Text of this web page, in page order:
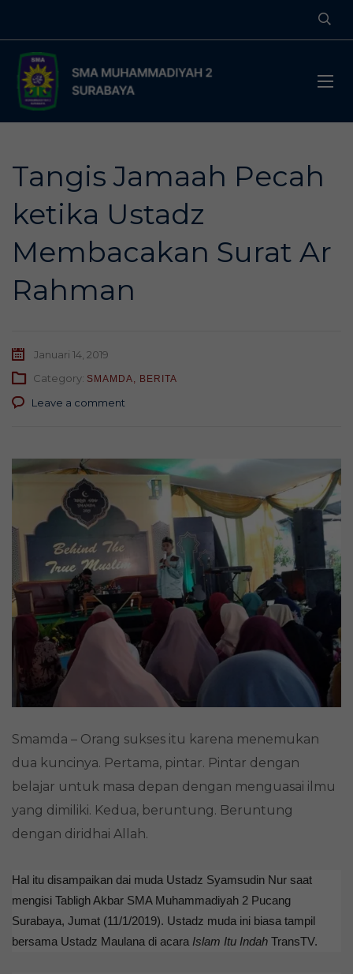
Tangis Jamaah Pecah
ketika Ustadz
Membacakan Surat Ar
Rahman
Januari 14, 2019
Category: SMAMDA, BERITA
Leave a comment
Smamda – Orang sukses itu karena menemukan
dua kuncinya. Pertama, pintar. Pintar dengan
belajar untuk masa depan dengan menguasai ilmu
yang dimiliki. Kedua, beruntung. Beruntung
dengan diridhai Allah.
Hal itu disampaikan dai muda Ustadz Syamsudin Nur saat
mengisi Tabligh Akbar SMA Muhammadiyah 2 Pucang
Surabaya, Jumat (11/1/2019). Ustadz muda ini biasa tampil
bersama Ustadz Maulana di acara Islam Itu Indah TransTV.